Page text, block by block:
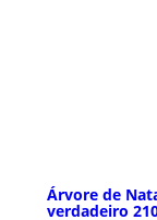
Árvore de
verdadeiro